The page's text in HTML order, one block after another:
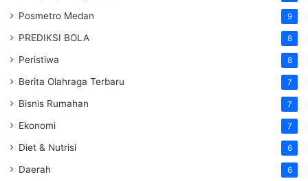
Posmetro Medan 9
PREDIKSI BOLA 8
Peristiwa 8
Berita Olahraga Terbaru 7
Bisnis Rumahan 7
Ekonomi 7
Diet & Nutrisi 6
Daerah 6